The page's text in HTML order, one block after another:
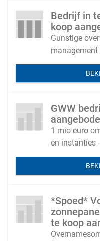
Bedrijf in
koop
Gunstige
- vakkennis
GWW
1 mio euro
en instanties
medewerkers
*Spoed*
te koop